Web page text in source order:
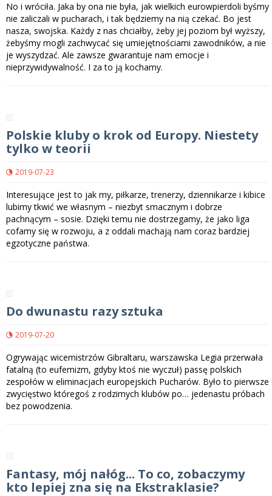
No i wróciła. Jaka by ona nie była, jak wielkich eurowpierdoli byśmy
nie zaliczali w pucharach, i tak będziemy na nią czekać. Bo jest
nasza, swojska. Każdy z nas chciałby, żeby jej poziom był wyższy,
żebyśmy mogli zachwycać się umiejętnościami zawodników, a nie
je wyszydzać. Ale zawsze gwarantuje nam emocje i
nieprzywidywalność. I za to ją kochamy.
Polskie kluby o krok od Europy. Niestety
tylko w teorii
2019-07-23
Interesujące jest to jak my, piłkarze, trenerzy, dziennikarze i kibice
lubimy tkwić we własnym – niezbyt smacznym i dobrze
pachnącym – sosie. Dzięki temu nie dostrzegamy, że jako liga
cofamy się w rozwoju, a z oddali machają nam coraz bardziej
egzotyczne państwa.
Do dwunastu razy sztuka
2019-07-20
Ogrywając wicemistrzów Gibraltaru, warszawska Legia przerwała
fatalną (to eufemizm, gdyby ktoś nie wyczuł) passę polskich
zespołów w eliminacjach europejskich Pucharów. Było to pierwsze
zwycięstwo któregoś z rodzimych klubów po… jedenastu próbach
bez powodzenia.
Fantasy, mój nałóg... To co, zobaczymy
kto lepiej zna się na Ekstraklasie?